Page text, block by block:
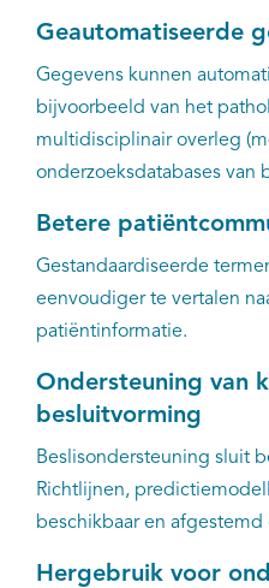
Geautomatiseerde
Gegevens kunnen
bijvoorbeeld van het
multidisciplinair overleg
onderzoeksdatabases van
Betere
Gestandaardiseerde
eenvoudiger te vertalen
patiëntinformatie.
Ondersteuning van
besluitvorming
Beslisondersteuning sluit
Richtlijnen,
beschikbaar en
Hergebruik voor